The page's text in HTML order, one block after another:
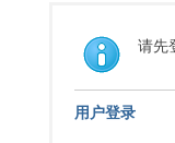
请先
用户登录